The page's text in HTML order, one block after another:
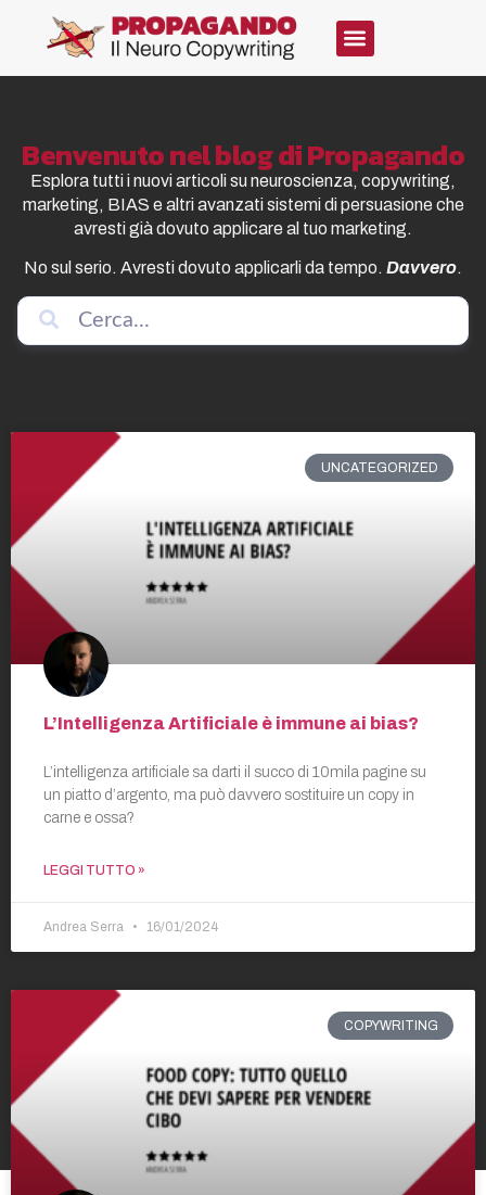
Benvenuto nel blog di Propagando
Esplora tutti i nuovi articoli su neuroscienza, copywriting,
marketing, BIAS e altri avanzati sistemi di persuasione che
avresti già dovuto applicare al tuo marketing.
No sul serio. Avresti dovuto applicarli da tempo. Davvero.
UNCATEGORIZED
L’Intelligenza Artificiale è immune ai bias?
L’intelligenza artificiale sa darti il succo di 10mila pagine su
un piatto d’argento, ma può davvero sostituire un copy in
carne e ossa?
LEGGI TUTTO »
Andrea Serra 16/01/2024
COPYWRITING